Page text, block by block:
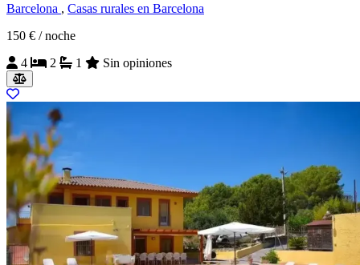
Barcelona , Casas rurales en Barcelona
150 € / noche
4
2 1 Sin opiniones